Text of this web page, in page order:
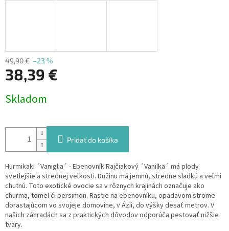
49,90 € –23 %
38,39 €
cena:
Skladom
Pridať do košíka
Hurmikaki ´Vaniglia´ - Ebenovník Rajčiakový ´Vanilka´ má plody
svetlejšie a strednej veľkosti. Dužinu má jemnú, stredne sladkú a veľmi
chutnú. Toto exotické ovocie sa v rôznych krajinách označuje ako
churma, tomel či persimon. Rastie na ebenovníku, opadavom strome
dorastajúcom vo svojeje domovine, v Ázii, do výšky desať metrov. V
našich záhradách sa z praktických dôvodov odporúča pestovať nižšie
tvary.